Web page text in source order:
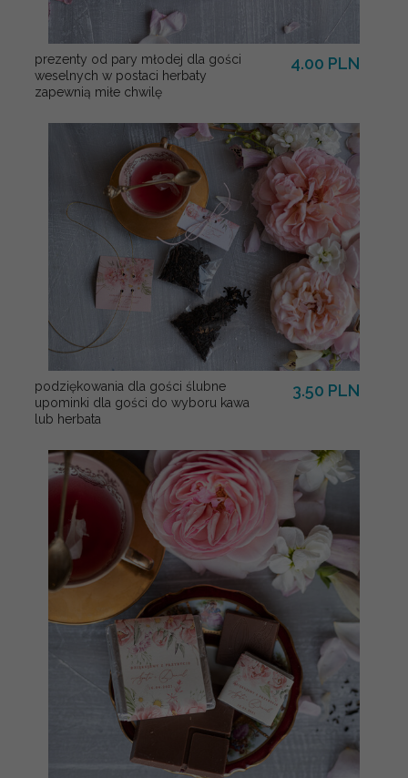
prezenty od pary młodej dla gości
weselnych w postaci herbaty
zapewnią miłe chwilę
4.00 PLN
podziękowania dla gości ślubne
upominki dla gości do wyboru kawa
lub herbata
3.50 PLN